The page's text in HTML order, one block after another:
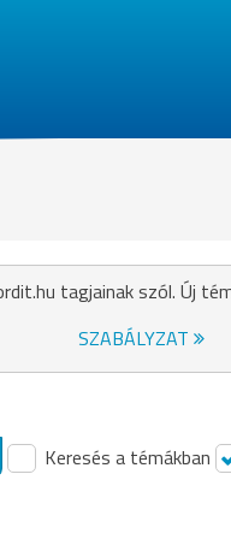
tagjainak szól. Új
SZABÁLYZAT
Keresés a témákban